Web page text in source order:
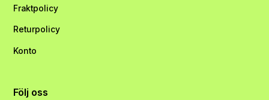
Fraktpolicy
Returpolicy
Konto
Följ oss